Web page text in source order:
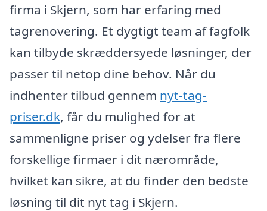
firma i Skjern, som har erfaring med
tagrenovering. Et dygtigt team af fagfolk
kan tilbyde skræddersyede løsninger, der
passer til netop dine behov. Når du
indhenter tilbud gennem nyt-tag-
priser.dk, får du mulighed for at
sammenligne priser og ydelser fra flere
forskellige firmaer i dit nærområde,
hvilket kan sikre, at du finder den bedste
løsning til dit nyt tag i Skjern.